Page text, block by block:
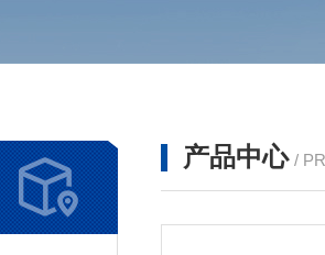
产品中心 /